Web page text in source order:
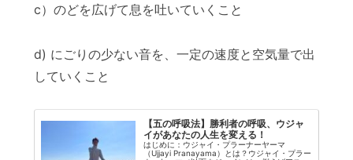
c）のどを広げて息を吐いていくこと
d) にごりの少ない音を、一定の速度と空気量で出
していくこと
【五の呼吸法】勝利者の呼吸、ウジャ
イがあなたの人生を変える！
はじめに：ウジャイ・プラーナーヤーマ
（Ujjayi Pranayama）とは？ウジャイ・プラー